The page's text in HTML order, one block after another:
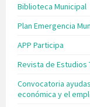
Biblioteca Municipal
Plan Emergencia
APP Participa
Revista de Estudios
Convocatoria
económica y el